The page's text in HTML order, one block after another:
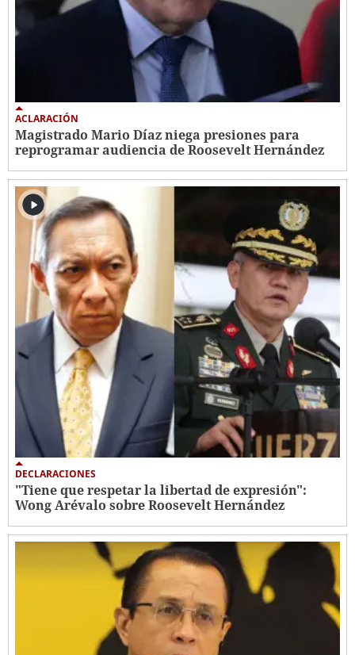
ACLARACIÓN
Magistrado Mario Díaz niega presiones para
reprogramar audiencia de Roosevelt Hernández
DECLARACIONES
"Tiene que respetar la libertad de expresión":
Wong Arévalo sobre Roosevelt Hernández